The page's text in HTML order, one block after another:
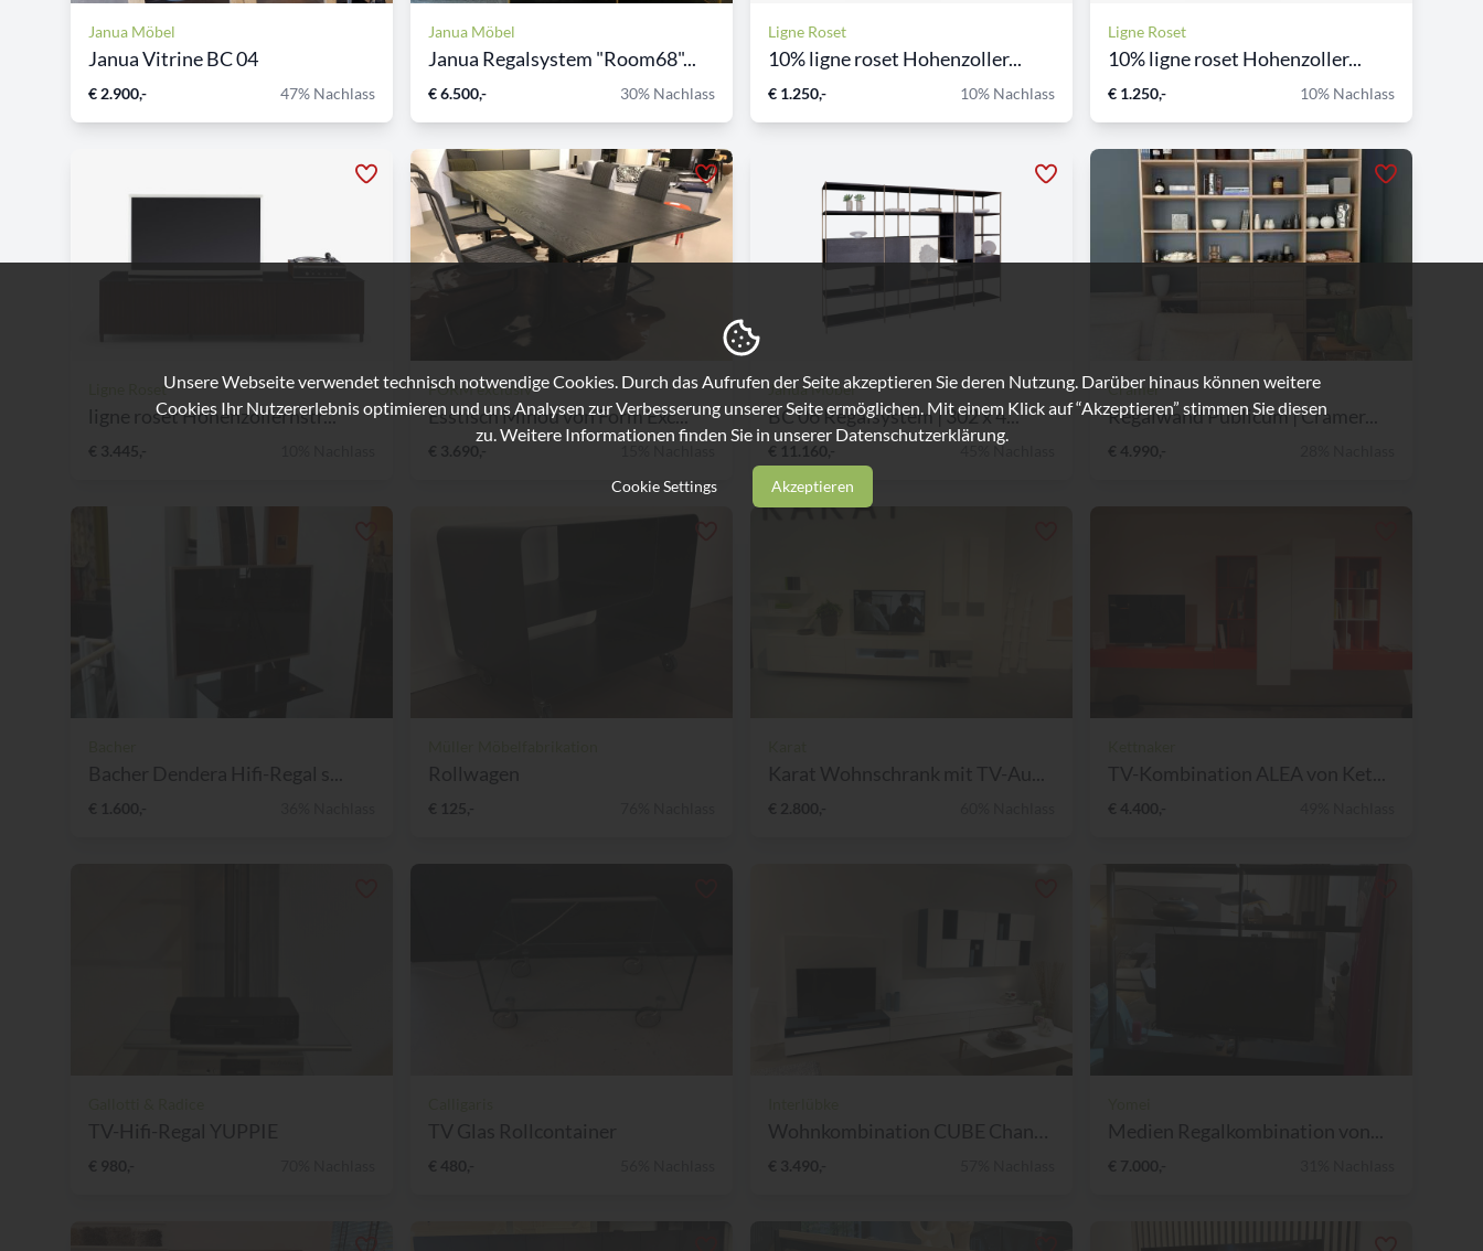
Janua Möbel
Janua Vitrine BC 04
€ 2.900,- 47% Nachlass
Janua Möbel
Janua Regalsystem "Room68"...
€ 6.500,- 30% Nachlass
Ligne Roset
10% ligne roset Hohenzoller...
€ 1.250,- 10% Nachlass
Ligne Roset
10% ligne roset Hohenzoller...
€ 1.250,- 10% Nachlass
Ligne Roset
ligne roset Hohenzollernstr...
€ 3.445,-
FORM exclusiv
Esstisch Minou von Form Exc...
€ 3.690,-
Janua Möbel
BC 06 Regalsystem | 302 x 4...
€ 11.160,- 45% Nachlass
Cramer
Regalwand Publicum | Cramer...
€ 4.990,-
Unsere Webseite verwendet technisch notwendige Cookies. Durch das Aufrufen der Seite akzeptieren Sie deren Nutzung. Darüber hinaus können weitere
Cookies Ihr Nutzererlebnis optimieren und uns Analysen zur Verbesserung unserer Seite ermöglichen. Mit einem Klick auf “Akzeptieren” stimmen Sie diesen
zu. Weitere Informationen finden Sie in unserer Datenschutzerklärung.
Cookie Settings Akzeptieren